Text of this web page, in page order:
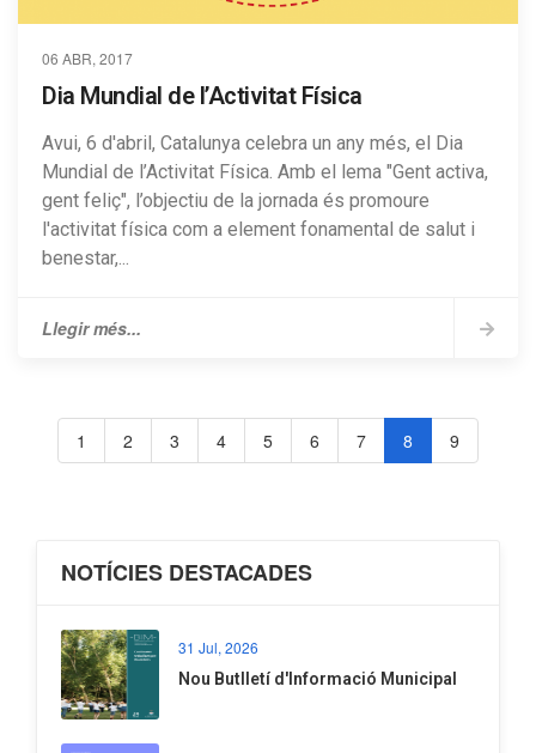
06 ABR, 2017
Dia Mundial de l’Activitat Física
Avui, 6 d'abril, Catalunya celebra un any més, el Dia
Mundial de l’Activitat Física. Amb el lema "Gent activa,
gent feliç", l’objectiu de la jornada és promoure
l'activitat física com a element fonamental de salut i
benestar,...
Llegir més...
1 2 3 4 5 6 7 8 9
NOTÍCIES DESTACADES
31 Jul, 2026
Nou Butlletí d'Informació Municipal